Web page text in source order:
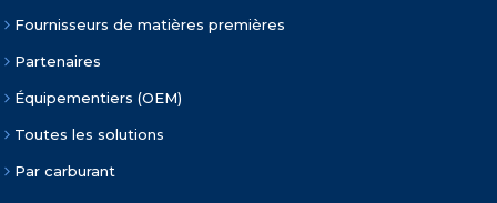
Fournisseurs de matières premières
Partenaires
Équipementiers (OEM)
Toutes les solutions
Par carburant